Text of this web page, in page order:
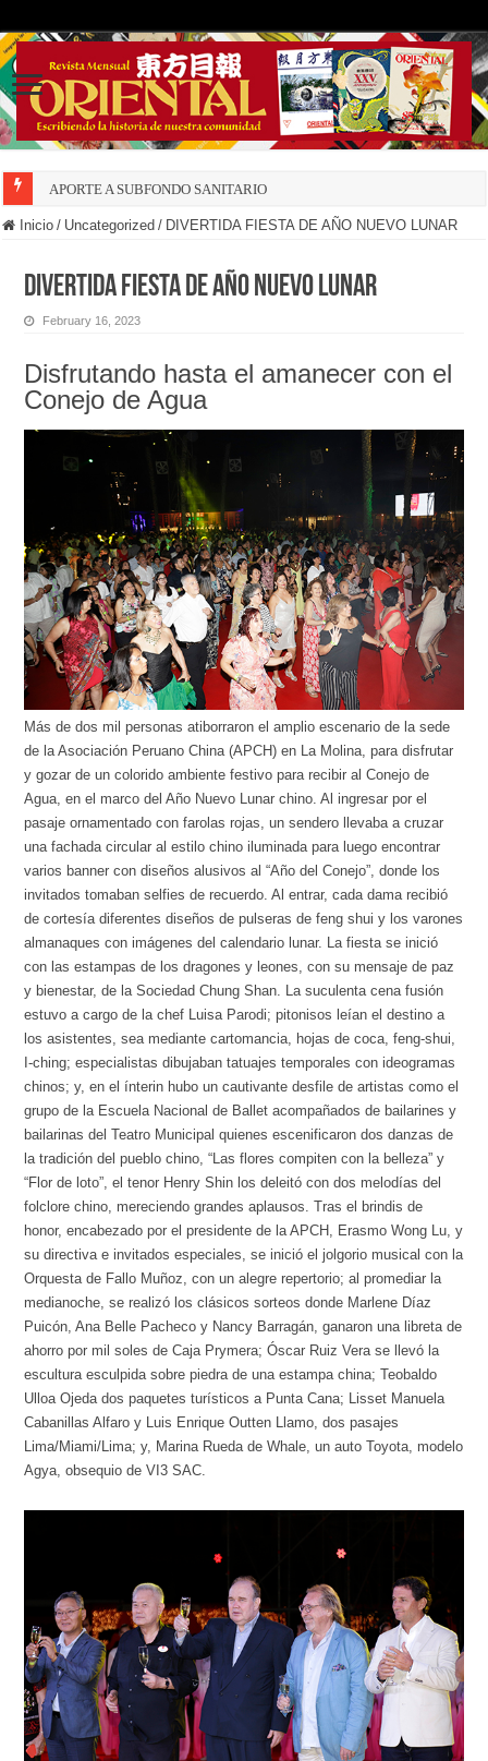
APORTE A SUBFONDO SANITARIO
Inicio / Uncategorized / DIVERTIDA FIESTA DE AÑO NUEVO LUNAR
DIVERTIDA FIESTA DE AÑO NUEVO LUNAR
February 16, 2023
Disfrutando hasta el amanecer con el
Conejo de Agua
Más de dos mil personas atiborraron el amplio escenario de la sede
de la Asociación Peruano China (APCH) en La Molina, para disfrutar
y gozar de un colorido ambiente festivo para recibir al Conejo de
Agua, en el marco del Año Nuevo Lunar chino. Al ingresar por el
pasaje ornamentado con farolas rojas, un sendero llevaba a cruzar
una fachada circular al estilo chino iluminada para luego encontrar
varios banner con diseños alusivos al “Año del Conejo”, donde los
invitados tomaban selfies de recuerdo. Al entrar, cada dama recibió
de cortesía diferentes diseños de pulseras de feng shui y los varones
almanaques con imágenes del calendario lunar. La fiesta se inició
con las estampas de los dragones y leones, con su mensaje de paz
y bienestar, de la Sociedad Chung Shan. La suculenta cena fusión
estuvo a cargo de la chef Luisa Parodi; pitonisos leían el destino a
los asistentes, sea mediante cartomancia, hojas de coca, feng-shui,
I-ching; especialistas dibujaban tatuajes temporales con ideogramas
chinos; y, en el ínterin hubo un cautivante desfile de artistas como el
grupo de la Escuela Nacional de Ballet acompañados de bailarines y
bailarinas del Teatro Municipal quienes escenificaron dos danzas de
la tradición del pueblo chino, “Las flores compiten con la belleza” y
“Flor de loto”, el tenor Henry Shin los deleitó con dos melodías del
folclore chino, mereciendo grandes aplausos. Tras el brindis de
honor, encabezado por el presidente de la APCH, Erasmo Wong Lu, y
su directiva e invitados especiales, se inició el jolgorio musical con la
Orquesta de Fallo Muñoz, con un alegre repertorio; al promediar la
medianoche, se realizó los clásicos sorteos donde Marlene Díaz
Puicón, Ana Belle Pacheco y Nancy Barragán, ganaron una libreta de
ahorro por mil soles de Caja Prymera; Óscar Ruiz Vera se llevó la
escultura esculpida sobre piedra de una estampa china; Teobaldo
Ulloa Ojeda dos paquetes turísticos a Punta Cana; Lisset Manuela
Cabanillas Alfaro y Luis Enrique Outten Llamo, dos pasajes
Lima/Miami/Lima; y, Marina Rueda de Whale, un auto Toyota, modelo
Agya, obsequio de VI3 SAC.